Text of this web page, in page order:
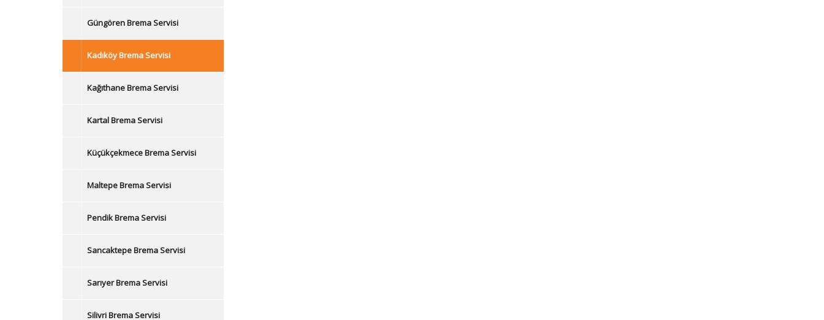
Güngören Brema Servisi
Kadıköy Brema Servisi
Kağıthane Brema Servisi
Kartal Brema Servisi
Küçükçekmece Brema Servisi
Maltepe Brema Servisi
Pendik Brema Servisi
Sancaktepe Brema Servisi
Sarıyer Brema Servisi
Silivri Brema Servisi